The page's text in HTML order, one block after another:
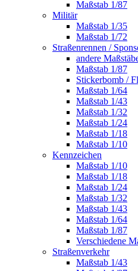
Maßstab 1/87
Militär
Maßstab 1/35
Maßstab 1/72
Straßenrennen /
andere
Maßstab 1/87
Stickerbomb /
Maßstab 1/64
Maßstab 1/43
Maßstab 1/32
Maßstab 1/24
Maßstab 1/18
Maßstab 1/10
Kennzeichen
Maßstab 1/10
Maßstab 1/18
Maßstab 1/24
Maßstab 1/32
Maßstab 1/43
Maßstab 1/64
Maßstab 1/87
Verschiedene
Straßenverkehr
Maßstab 1/43